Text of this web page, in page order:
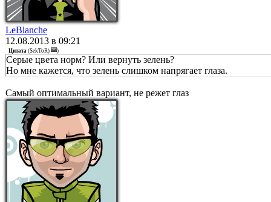
LeBlanche
12.08.2013 в 09:21
Цитата (SekToR) )
Серые цвета норм? Или вернуть зелень?
Но мне кажется, что зелень слишком напрягает глаза.
Самый оптимальный вариант, не режет глаз